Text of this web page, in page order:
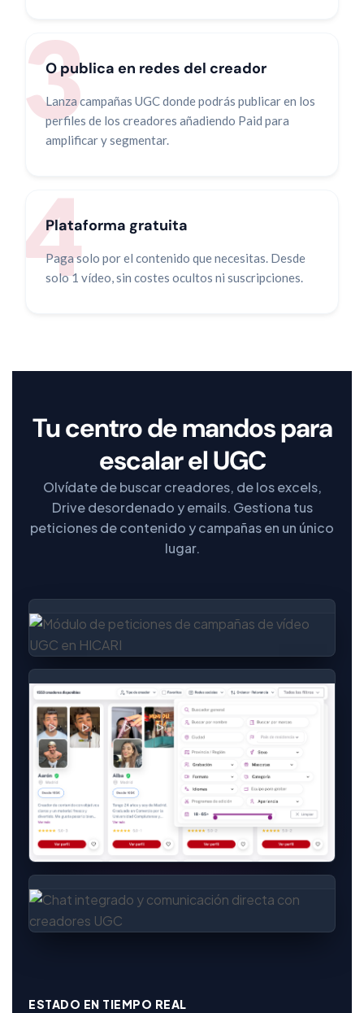
O publica en redes del creador
Lanza campañas UGC donde podrás publicar en los
perfiles de los creadores añadiendo Paid para
amplificar y segmentar.
Plataforma gratuita
Paga solo por el contenido que necesitas. Desde
solo 1 vídeo, sin costes ocultos ni suscripciones.
Tu centro de mandos para
escalar el UGC
Olvídate de buscar creadores, de los excels,
Drive desordenado y emails. Gestiona tus
peticiones de contenido y campañas en un único
lugar.
ESTADO EN TIEMPO REAL